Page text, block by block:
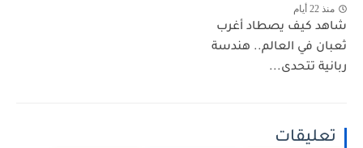
منذ 22 أيام
شاهد كيف يصطاد أغرب
ثعبان في العالم.. هندسة
ربانية تتحدى...
تعليقات